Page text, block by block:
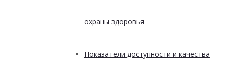
охраны здоровья
Показатели доступности и качества